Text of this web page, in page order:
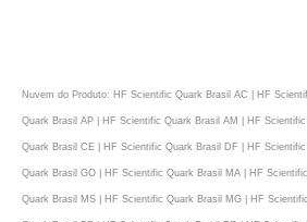
Nuvem do Produto: HF Scientific Quark Brasil AC | HF
Quark Brasil AP | HF Scientific Quark Brasil AM | HF
Quark Brasil CE | HF Scientific Quark Brasil DF | HF
Quark Brasil GO | HF Scientific Quark Brasil MA | HF
Quark Brasil MS | HF Scientific Quark Brasil MG | HF